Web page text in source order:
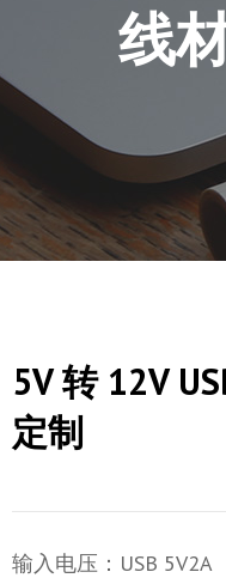
线
5V 转 12V
定制
输入电压：USB 5V2A